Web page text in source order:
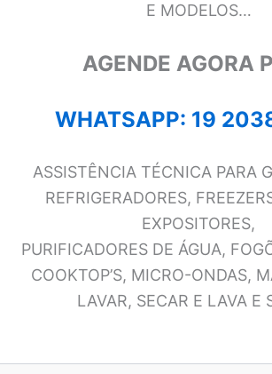
E MODELOS…
AGENDE AGORA
WHATSAPP: 19
ASSISTÊNCIA TÉCNICA PARA
REFRIGERADORES,
EXPOSITORES,
PURIFICADORES DE ÁGUA,
COOKTOP’S, MICRO-ONDAS,
LAVAR, SECAR E LAVA E